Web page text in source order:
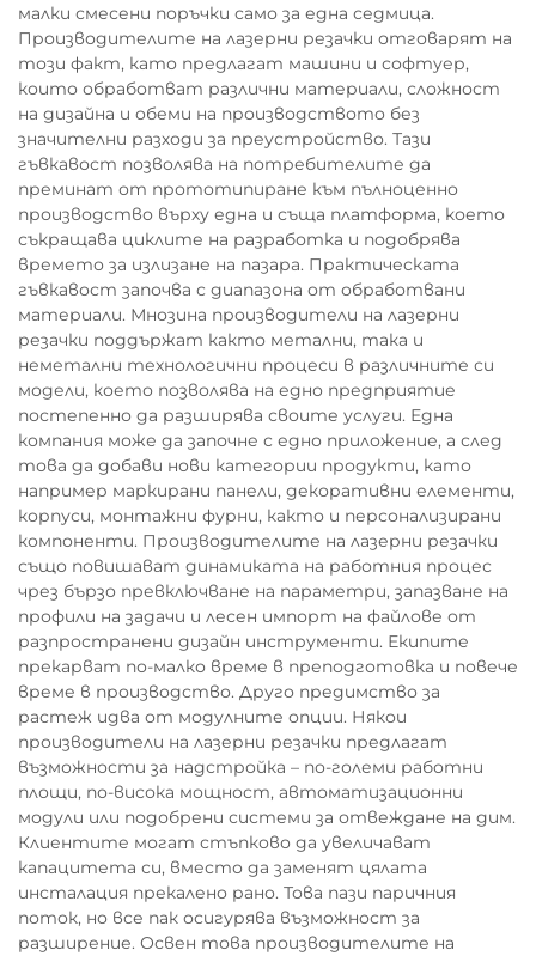
малки смесени поръчки само за една седмица.
Производителите на лазерни резачки отговарят на
този факт, като предлагат машини и софтуер,
които обработват различни материали, сложност
на дизайна и обеми на производството без
значителни разходи за преустройство. Тази
гъвкавост позволява на потребителите да
преминат от прототипиране към пълноценно
производство върху една и съща платформа, което
съкращава циклите на разработка и подобрява
времето за излизане на пазара. Практическата
гъвкавост започва с диапазона от обработвани
материали. Мнозина производители на лазерни
резачки поддържат както метални, така и
неметални технологични процеси в различните си
модели, което позволява на едно предприятие
постепенно да разширява своите услуги. Една
компания може да започне с едно приложение, а след
това да добави нови категории продукти, като
например маркирани панели, декоративни елементи,
корпуси, монтажни фурни, както и персонализирани
компоненти. Производителите на лазерни резачки
също повишават динамиката на работния процес
чрез бързо превключване на параметри, запазване на
профили на задачи и лесен импорт на файлове от
разпространени дизайн инструменти. Екипите
прекарват по-малко време в преподготовка и повече
време в производство. Друго предимство за
растеж идва от модулните опции. Някои
производители на лазерни резачки предлагат
възможности за надстройка – по-големи работни
площи, по-висока мощност, автоматизационни
модули или подобрени системи за отвеждане на дим.
Клиентите могат стъпково да увеличават
капацитета си, вместо да заменят цялата
инсталация прекалено рано. Това пази паричния
поток, но все пак осигурява възможност за
разширение. Освен това производителите на